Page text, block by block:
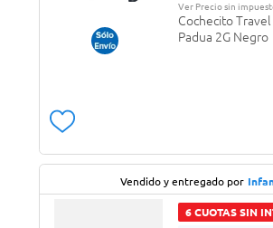
Ver Precio sin
Cochecito
Padua 2G Negro
Vendido y entregado por
6 CUOTAS SIN